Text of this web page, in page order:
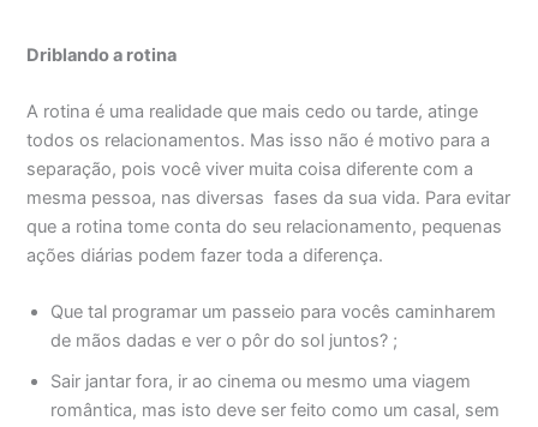
Driblando a rotina
A rotina é uma realidade que mais cedo ou tarde, atinge
todos os relacionamentos. Mas isso não é motivo para a
separação, pois você viver muita coisa diferente com a
mesma pessoa, nas diversas fases da sua vida. Para evitar
que a rotina tome conta do seu relacionamento, pequenas
ações diárias podem fazer toda a diferença.
Que tal programar um passeio para vocês caminharem
de mãos dadas e ver o pôr do sol juntos? ;
Sair jantar fora, ir ao cinema ou mesmo uma viagem
romântica, mas isto deve ser feito como um casal, sem